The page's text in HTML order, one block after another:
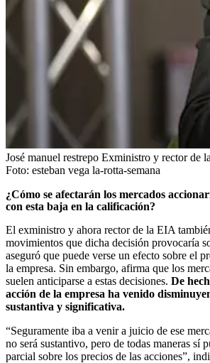
José manuel restrepo Exministro y rector de
Foto: esteban vega la-rotta-semana
¿Cómo se afectarán los mercados
con esta baja en la calificación?
El exministro y ahora rector de la EIA
movimientos que dicha decisión provocaría
aseguró que puede verse un efecto sobre el
la empresa. Sin embargo, afirma que los
suelen anticiparse a estas decisiones. De
acción de la empresa ha venido
sustantiva y significativa.
“Seguramente iba a venir a juicio de ese
no será sustantivo, pero de todas maneras sí
parcial sobre los precios de las acciones”,